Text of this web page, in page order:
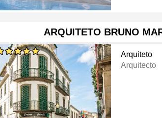
ARQUITETO BRUNO
Arquiteto
Arquitecto